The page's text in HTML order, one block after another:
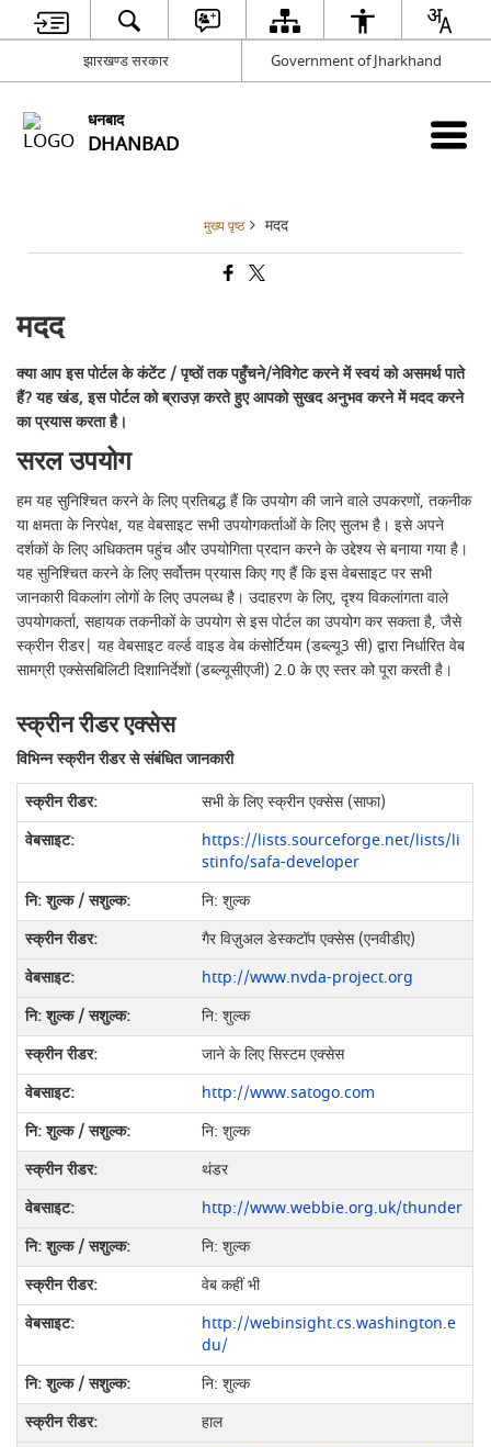
झारखण्ड सरकार Government of Jharkhand
धनबाद
DHANBAD
मुख्य पृष्ठ मदद
मदद
क्या आप इस पोर्टल के कंटेंट / पृष्ठों तक पहुँचने/नेविगेट करने में स्वयं को असमर्थ पाते
हैं? यह खंड, इस पोर्टल को ब्राउज़ करते हुए आपको सुखद अनुभव करने में मदद करने
का प्रयास करता है।
सरल उपयोग
हम यह सुनिश्चित करने के लिए प्रतिबद्ध हैं कि उपयोग की जाने वाले उपकरणों, तकनीक
या क्षमता के निरपेक्ष, यह वेबसाइट सभी उपयोगकर्ताओं के लिए सुलभ है। इसे अपने
दर्शकों के लिए अधिकतम पहुंच और उपयोगिता प्रदान करने के उद्देश्य से बनाया गया है।
यह सुनिश्चित करने के लिए सर्वोत्तम प्रयास किए गए हैं कि इस वेबसाइट पर सभी
जानकारी विकलांग लोगों के लिए उपलब्ध है। उदाहरण के लिए, दृश्य विकलांगता वाले
उपयोगकर्ता, सहायक तकनीकों के उपयोग से इस पोर्टल का उपयोग कर सकता है, जैसे
स्क्रीन रीडर| यह वेबसाइट वर्ल्ड वाइड वेब कंसोर्टियम (डब्ल्यू3 सी) द्वारा निर्धारित वेब
सामग्री एक्सेसबिलिटी दिशानिर्देशों (डब्ल्यूसीएजी) 2.0 के एए स्तर को पूरा करती है।
स्क्रीन रीडर एक्सेस
विभिन्न स्क्रीन रीडर से संबंधित जानकारी
सभी के लिए स्क्रीन एक्सेस (साफा)
https://lists.sourceforge.net/lists/li
stinfo/safa-developer
नि: शुल्क
गैर विज़ुअल डेस्कटॉप एक्सेस (एनवीडीए)
http://www.nvda-project.org
नि: शुल्क
जाने के लिए सिस्टम एक्सेस
http://www.satogo.com
नि: शुल्क
थंडर
http://www.webbie.org.uk/thunder
नि: शुल्क
वेब कहीं भी
http://webinsight.cs.washington.e
du/
नि: शुल्क
हाल